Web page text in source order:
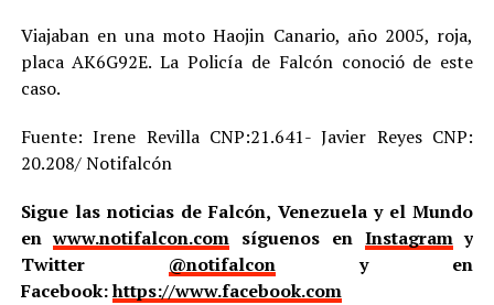
Viajaban en una moto Haojin Canario, año 2005, roja,
placa AK6G92E. La Policía de Falcón conoció de este
caso.
Fuente: Irene Revilla CNP:21.641- Javier Reyes CNP:
20.208/ Notifalcón
Sigue las noticias de Falcón, Venezuela y el Mundo
enwww.notifalcon.com síguenos en Instagramy
Twitter @notifalcony en
Facebook:https://www.facebook.com